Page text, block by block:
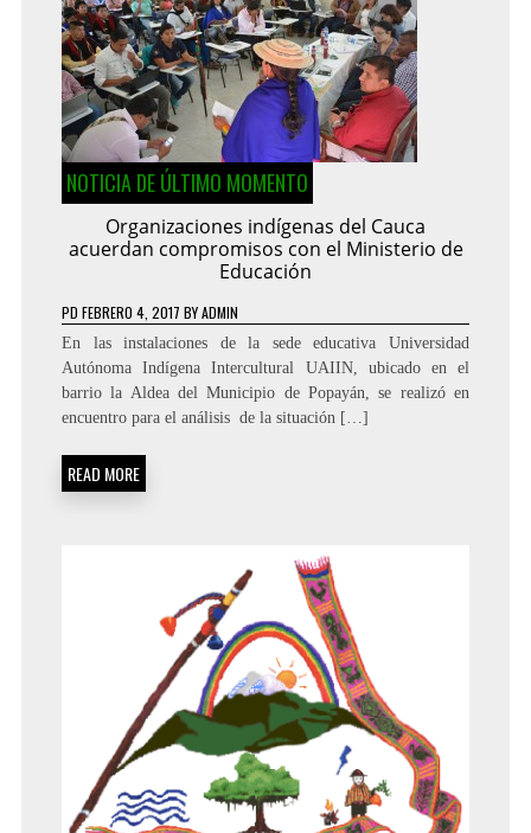
NOTICIA DE ÚLTIMO MOMENTO
Organizaciones indígenas del Cauca
acuerdan compromisos con el Ministerio de
Educación
PD FEBRERO 4, 2017 BYADMIN
En las instalaciones de la sede educativa Universidad
Autónoma Indígena Intercultural UAIIN, ubicado en el
barrio la Aldea del Municipio de Popayán, se realizó en
encuentro para el análisis de la situación […]
READ MORE